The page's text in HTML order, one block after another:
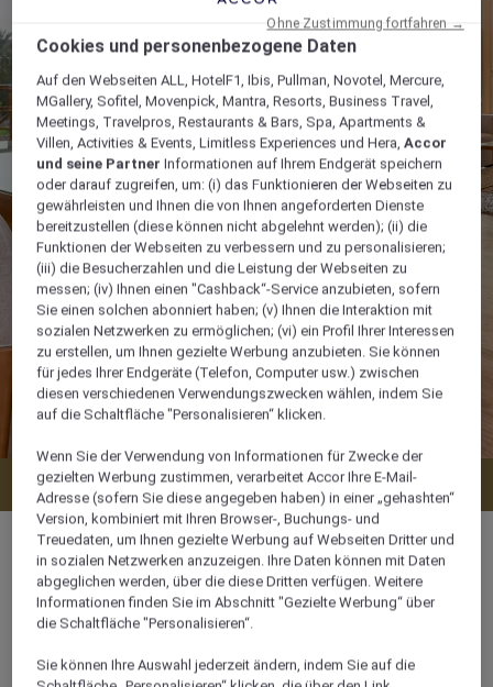
Verfügbarkeit anzeigen
218 m²
Poolseite
Cookies und personenbezogene Daten
Auf den Webseiten ALL, HotelF1, Ibis, Pullman, Novotel, Mercure,
MGallery, Sofitel, Movenpick, Mantra, Resorts, Business Travel,
Meetings, Travelpros, Restaurants & Bars, Spa, Apartments &
Villen, Activities & Events, Limitless Experiences und Hera,Accor
und seine Partner Informationen auf Ihrem Endgerät speichern
oder darauf zugreifen, um: (i) das Funktionieren der Webseiten zu
gewährleisten und Ihnen die von Ihnen angeforderten Dienste
bereitzustellen (diese können nicht abgelehnt werden); (ii) die
Funktionen der Webseiten zu verbessern und zu personalisieren;
(iii) die Besucherzahlen und die Leistung der Webseiten zu
messen; (iv) Ihnen einen "Cashback“-Service anzubieten, sofern
Sie einen solchen abonniert haben; (v) Ihnen die Interaktion mit
sozialen Netzwerken zu ermöglichen; (vi) ein Profil Ihrer Interessen
zu erstellen, um Ihnen gezielte Werbung anzubieten. Sie können
für jedes Ihrer Endgeräte (Telefon, Computer usw.) zwischen
diesen verschiedenen Verwendungszwecken wählen, indem Sie
auf die Schaltfläche "Personalisieren“ klicken.
Wenn Sie der Verwendung von Informationen für Zwecke der
gezielten Werbung zustimmen, verarbeitet Accor Ihre E-Mail-
Adresse (sofern Sie diese angegeben haben) in einer „gehashten“
Version, kombiniert mit Ihren Browser-, Buchungs- und
Treuedaten, um Ihnen gezielte Werbung auf Webseiten Dritter und
in sozialen Netzwerken anzuzeigen. Ihre Daten können mit Daten
abgeglichen werden, über die diese Dritten verfügen. Weitere
Informationen finden Sie im Abschnitt "Gezielte Werbung“ über
die Schaltfläche "Personalisieren“.
Sie können Ihre Auswahl jederzeit ändern, indem Sie auf die
Ohne Zustimmung fortfahren →